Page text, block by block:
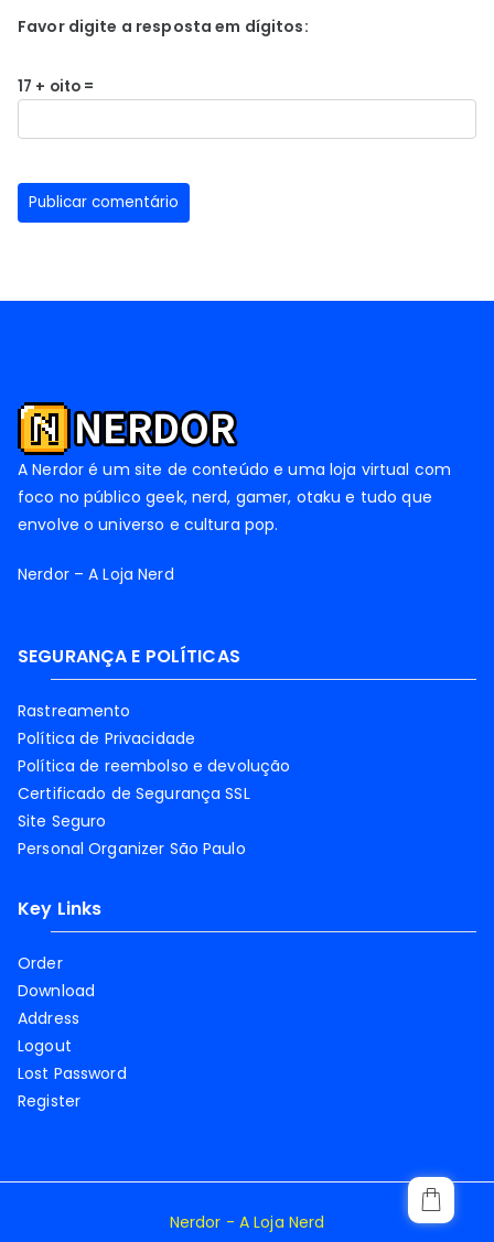
Favor digite a resposta em dígitos:
17 + oito =
A Nerdor é um site de conteúdo e uma loja virtual com
foco no público geek, nerd, gamer, otaku e tudo que
envolve o universo e cultura pop.
Nerdor – A Loja Nerd
SEGURANÇA E POLÍTICAS
Rastreamento
Política de Privacidade
Política de reembolso e devolução
Certificado de Segurança SSL
Site Seguro
Personal Organizer São Paulo
Key Links
Order
Download
Address
Logout
Lost Password
Register
Nerdor - A Loja Nerd